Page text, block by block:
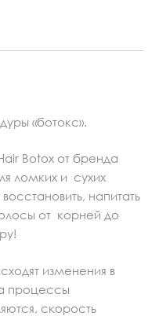
«ботокс».
Botox от бренда
ломких и сухих
напитать
от корней до
изменения в
процессы
скорость